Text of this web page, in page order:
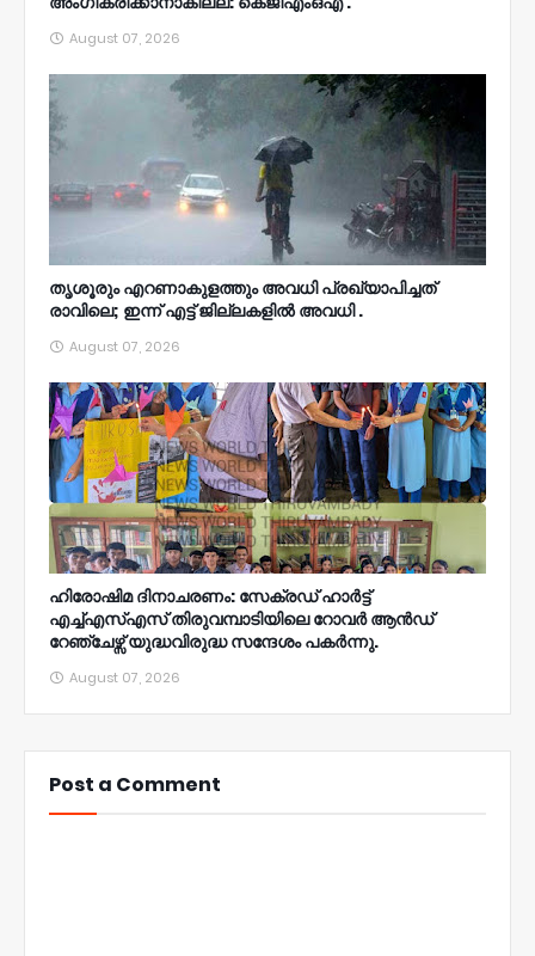
August 07, 2026
തൃശൂരും എറണാകുളത്തും അവധി പ്രഖ്യാപിച്ചത്
രാവിലെ; ഇന്ന് എട്ട് ജില്ലകളിൽ അവധി .
August 07, 2026
ഹിരോഷിമ ദിനാചരണം: സേക്രഡ് ഹാർട്ട്
എച്ച്എസ്എസ് തിരുവമ്പാടിയിലെ റോവർ ആൻഡ്
റേഞ്ചേഴ്സ് യുദ്ധവിരുദ്ധ സന്ദേശം പകർന്നു.
August 07, 2026
Post a Comment